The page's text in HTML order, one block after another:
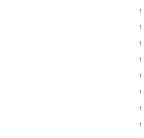
1
1
1
1
1
1
1
1